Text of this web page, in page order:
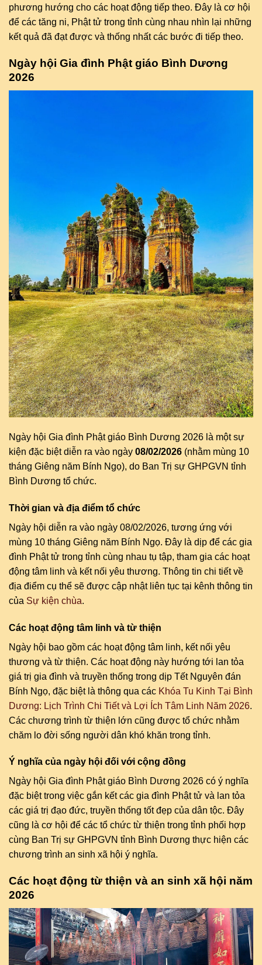
phương hướng cho các hoạt động tiếp theo. Đây là cơ hội
để các tăng ni, Phật tử trong tỉnh cùng nhau nhìn lại những
kết quả đã đạt được và thống nhất các bước đi tiếp theo.
Ngày hội Gia đình Phật giáo Bình Dương
2026
Ngày hội Gia đình Phật giáo Bình Dương 2026 là một sự
kiện đặc biệt diễn ra vào ngày 08/02/2026 (nhằm mùng 10
tháng Giêng năm Bính Ngọ), do Ban Trị sự GHPGVN tỉnh
Bình Dương tổ chức.
Thời gian và địa điểm tổ chức
Ngày hội diễn ra vào ngày 08/02/2026, tương ứng với
mùng 10 tháng Giêng năm Bính Ngọ. Đây là dịp để các gia
đình Phật tử trong tỉnh cùng nhau tụ tập, tham gia các hoạt
động tâm linh và kết nối yêu thương. Thông tin chi tiết về
địa điểm cụ thể sẽ được cập nhật liên tục tại kênh thông tin
của Sự kiện chùa.
Các hoạt động tâm linh và từ thiện
Ngày hội bao gồm các hoạt động tâm linh, kết nối yêu
thương và từ thiện. Các hoạt động này hướng tới lan tỏa
giá trị gia đình và truyền thống trong dịp Tết Nguyên đán
Bính Ngọ, đặc biệt là thông qua các Khóa Tu Kinh Tại Bình
Dương: Lịch Trình Chi Tiết và Lợi Ích Tâm Linh Năm 2026.
Các chương trình từ thiện lớn cũng được tổ chức nhằm
chăm lo đời sống người dân khó khăn trong tỉnh.
Ý nghĩa của ngày hội đối với cộng đồng
Ngày hội Gia đình Phật giáo Bình Dương 2026 có ý nghĩa
đặc biệt trong việc gắn kết các gia đình Phật tử và lan tỏa
các giá trị đạo đức, truyền thống tốt đẹp của dân tộc. Đây
cũng là cơ hội để các tổ chức từ thiện trong tỉnh phối hợp
cùng Ban Trị sự GHPGVN tỉnh Bình Dương thực hiện các
chương trình an sinh xã hội ý nghĩa.
Các hoạt động từ thiện và an sinh xã hội năm
2026